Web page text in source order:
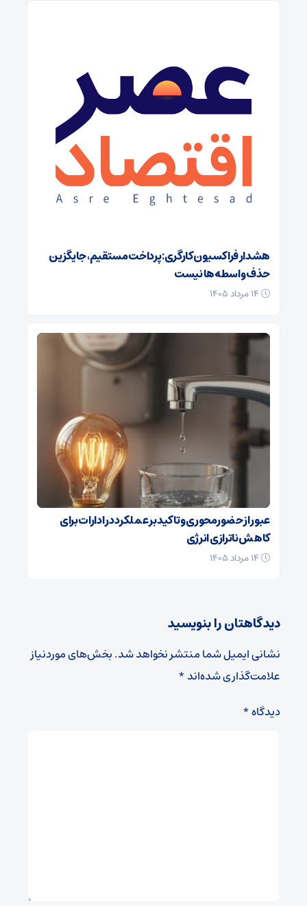
هشدار فراکسیون کارگری: پرداخت مستقیم، جایگزین
حذف واسطه‌ها نیست
عبور از حضورمحوری و تاکید بر عملکرد در ادارات برای
کاهش ناترازی انرژی
دیدگاهتان را بنویسید
نشانی ایمیل شما منتشر نخواهد شد.بخش‌های موردنیاز
علامت‌گذاری شده‌اند*
دیدگاه*